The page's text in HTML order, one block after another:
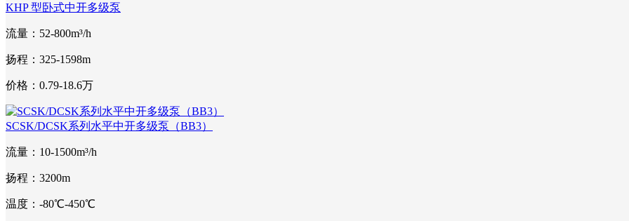
KHP 型卧式中开多级泵
流量：52-800m³/h
扬程：325-1598m
价格：0.79-18.6万
SCSK/DCSK系列水平中开多级泵（BB3）
流量：10-1500m³/h
扬程：3200m
温度：-80℃-450℃